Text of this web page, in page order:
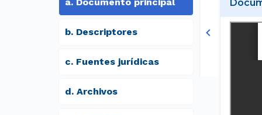
b. Descriptores
c. Fuentes jurídicas
d. archivos